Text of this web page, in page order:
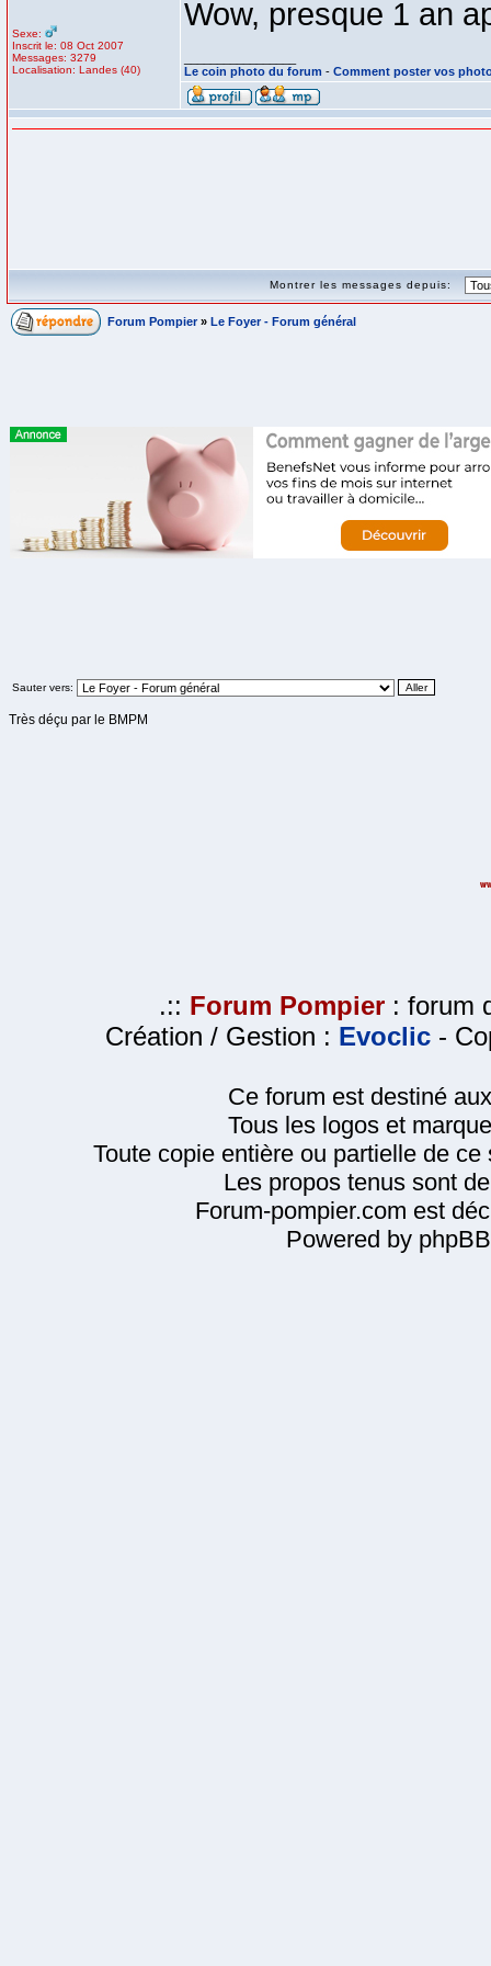
Sexe:
Inscrit le: 08 Oct 2007
Messages: 3279
Localisation: Landes (40)
Wow, presque 1 an
Le coin photo du forum - Comment poster vos
Montrer les messages depuis:
Forum Pompier » Le Foyer - Forum général
Sauter vers:
Très déçu par le BMPM
.:: Forum Pompier : forum
Création / Gestion : Evoclic -
Ce forum est destiné
Tous les logos et
Toute copie entière ou partielle de
Les propos tenus sont
Forum-pompier.com est
Powered by